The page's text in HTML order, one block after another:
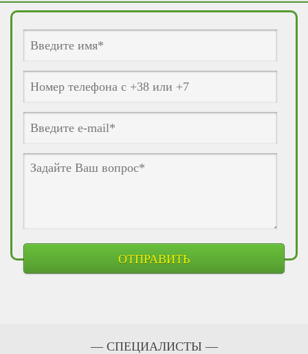
— CПЕЦИАЛИСТЫ —